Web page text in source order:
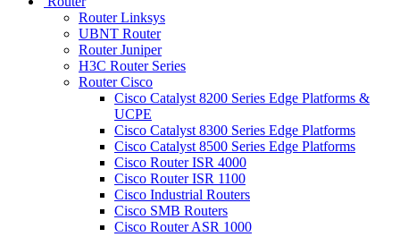
Router Linksys
UBNT Router
Router Juniper
H3C Router Series
Router Cisco
Cisco Catalyst 8200 Series Edge Platforms &
UCPE
Cisco Catalyst 8300 Series Edge Platforms
Cisco Catalyst 8500 Series Edge Platforms
Cisco Router ISR 4000
Cisco Router ISR 1100
Cisco Industrial Routers
Cisco SMB Routers
Cisco Router ASR 1000